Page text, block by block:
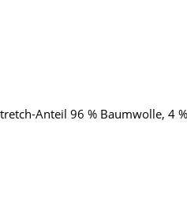
Anteil 96 % Baumwolle, 4